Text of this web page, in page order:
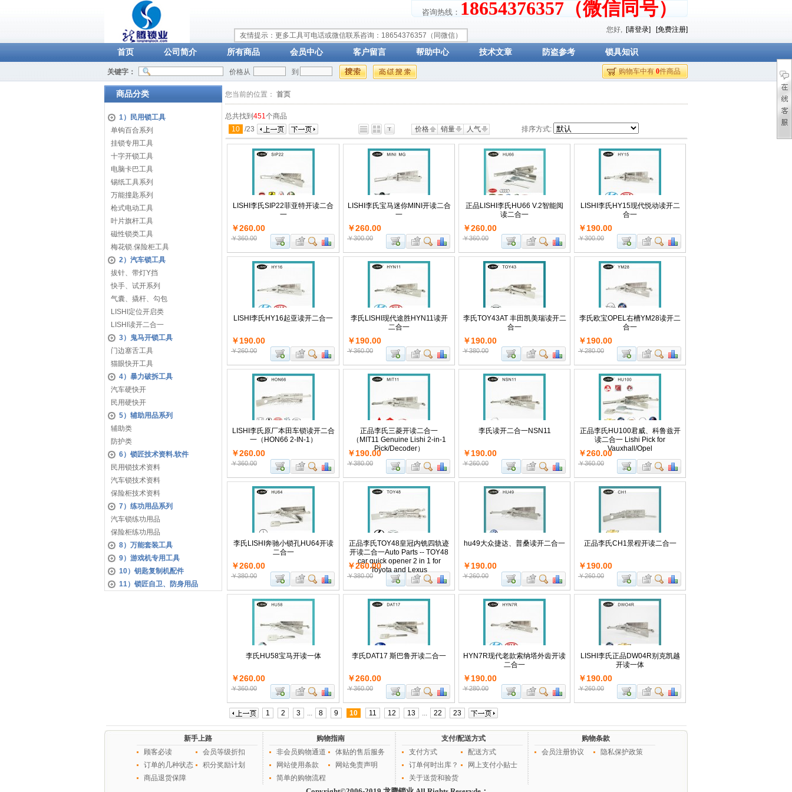
友情提示：更多工具可电话或微信联系咨询：18654376357（同微信）
您好, [请登录] [免费注册]
咨询热线： 18654376357（微信同号）
首页 公司简介 所有商品 会员中心 客户留言 帮助中心 技术文章 防盗参考 锁具知识
购物车中有 0件商品
关键字： 价格从 到
商品分类
1）民用锁工具
单钩百合系列
挂锁专用工具
十字开锁工具
电脑卡巴工具
锡纸工具系列
万能撞匙系列
枪式电动工具
叶片旗杆工具
磁性锁类工具
梅花锁.保险柜工具
2）汽车锁工具
拔针、带灯Y挡
快手、试开系列
气囊、撬杆、勾包
LISHI定位开启类
LISHI读开二合一
3）鬼马开锁工具
门边塞舌工具
猫眼快开工具
4）暴力破拆工具
汽车硬快开
民用硬快开
5）辅助用品系列
辅助类
防护类
6）锁匠技术资料.软件
民用锁技术资料
汽车锁技术资料
保险柜技术资料
7）练功用品系列
汽车锁练功用品
保险柜练功用品
8）万能套装工具
9）游戏机专用工具
10）钥匙复制机配件
11）锁匠自卫、防身用品
您当前的位置： 首页
总共找到 451个商品
10 /23 价格 销量 人气 排序方式:
LISHI李氏SIP22菲亚特开读二合
一
￥260.00
￥360.00
LISHI李氏宝马迷你MINI开读二合
一
￥260.00
￥300.00
正品LISHI李氏HU66 V.2智能阅
读二合一
￥260.00
￥360.00
LISHI李氏HY15现代悦动读开二
合一
￥190.00
￥300.00
LISHI李氏HY16起亚读开二合一
￥190.00
￥260.00
李氏LISHI现代途胜HYN11读开
二合一
￥190.00
￥360.00
李氏TOY43AT 丰田凯美瑞读开二
合一
￥190.00
￥380.00
李氏欧宝OPEL右槽YM28读开二
合一
￥190.00
￥280.00
LISHI李氏原厂本田车锁读开二合
一（HON66 2-IN-1）
￥260.00
￥360.00
正品李氏三菱开读二合一
（MIT11 Genuine Lishi 2-in-1
Pick/Decoder）
￥190.00
￥380.00
李氏读开二合一NSN11
￥190.00
￥260.00
正品李氏HU100君威、科鲁兹开
读二合一 Lishi Pick for
Vauxhall/Opel
￥260.00
￥360.00
李氏LISHI奔驰小锁孔HU64开读
二合一
￥260.00
￥380.00
正品李氏TOY48皇冠内铣四轨迹
开读二合一Auto Parts -- TOY48
car quick opener 2 in 1 for
Toyota and Lexus
￥260.00
￥380.00
hu49大众捷达、普桑读开二合一
￥190.00
￥260.00
正品李氏CH1景程开读二合一
￥190.00
￥260.00
李氏HU58宝马开读一体
￥260.00
￥360.00
李氏DAT17 斯巴鲁开读二合一
￥260.00
￥360.00
HYN7R现代老款索纳塔外齿开读
二合一
￥190.00
￥280.00
LISHI李氏正品DW04R别克凯越
开读一体
￥190.00
￥260.00
1 2 3 ... 8 9 10 11 12 13 ... 22 23
新手上路
顾客必读
会员等级折扣
订单的几种状态
积分奖励计划
商品退货保障
购物指南
非会员购物通道
体贴的售后服务
网站使用条款
网站免责声明
简单的购物流程
支付/配送方式
支付方式
配送方式
订单何时出库？
网上支付小贴士
关于送货和验货
购物条款
会员注册协议
隐私保护政策